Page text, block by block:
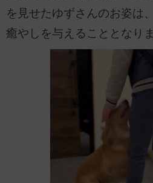
を見せたゆずさんのお姿は
癒やしを与えることとなり